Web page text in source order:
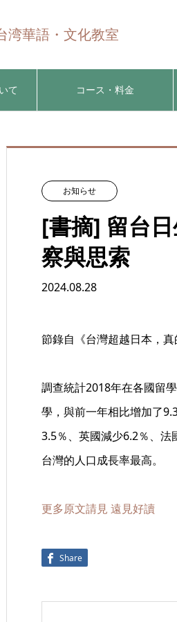
湾華語・文化教室
て コース・料金
お知らせ
[書摘] 留台
察與思索
2024.08.28
節錄自《台灣超越日本，
調查統計2018年在各國留
學，與前一年相比增加了
3.5％、英國減少6.2％、
台灣的人口成長率最高。
更多原文請見 遠見好讀
Share